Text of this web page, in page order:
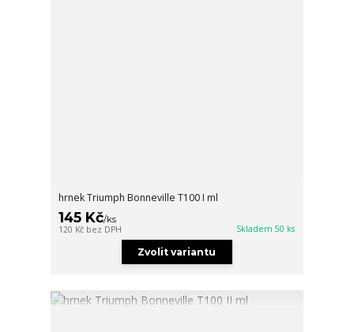
hrnek Triumph Bonneville T100 I ml
145 Kč/ks
120 Kč bez DPH Skladem 50 ks
Zvolit variantu